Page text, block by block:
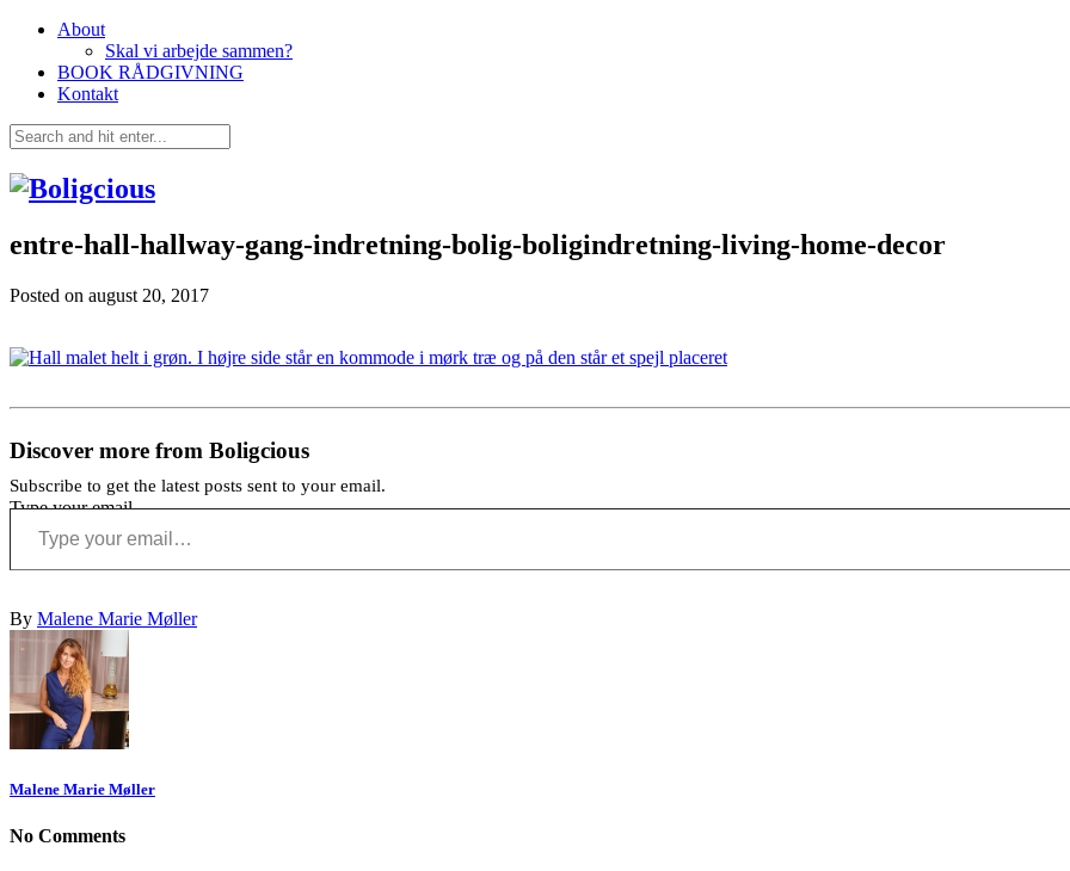
About
Skal vi arbejde sammen?
BOOK RÅDGIVNING
Kontakt
entre-hall-hallway-gang-indretning-bolig-boligindretning-living-home-decor
Posted on august 20, 2017
Discover more from Boligcious
Subscribe to get the latest posts sent to your email.
Type your email…
By Malene Marie Møller
Malene Marie Møller
No Comments